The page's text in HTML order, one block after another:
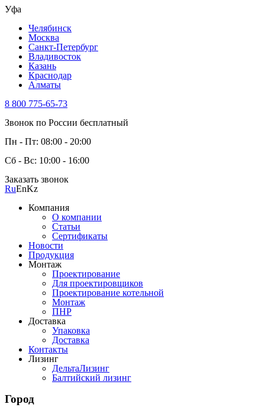
Уфа
Челябинск
Москва
Санкт-Петербург
Владивосток
Казань
Краснодар
Алматы
8 800 775-65-73
Звонок по России бесплатный
Пн - Пт: 08:00 - 20:00
Сб - Вс: 10:00 - 16:00
Заказать звонок
RuEnKz
Компания
О компании
Статьи
Сертификаты
Новости
Продукция
Монтаж
Проектирование
Для проектировщиков
Проектирование котельной
Монтаж
ПНР
Доставка
Упаковка
Доставка
Контакты
Лизинг
ДельтаЛизинг
Балтийский лизинг
Город